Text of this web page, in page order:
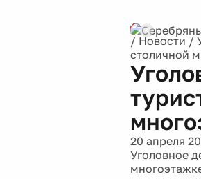
/ Новости /
столичной
20 апреля
Уголовное